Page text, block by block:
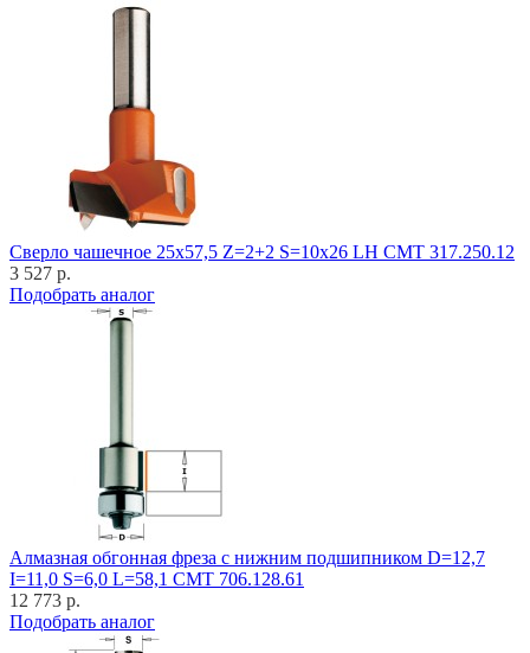
Cверло чашечное 25x57,5 Z=2+2 S=10x26 LH CMT 317.250.12
3 527 р.
Подобрать аналог
Алмазная обгонная фреза с нижним подшипником D=12,7
I=11,0 S=6,0 L=58,1 CMT 706.128.61
12 773 р.
Подобрать аналог